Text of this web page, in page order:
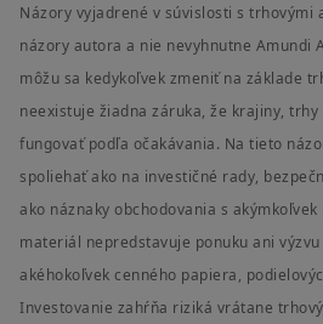
Názory vyjadrené v súvislosti s trhovými
názory autora a nie nevyhnutne Amundi
môžu sa kedykoľvek zmeniť na základe
neexistuje žiadna záruka, že krajiny,
fungovať podľa očakávania. Na tieto
spoliehať ako na investičné rady,
ako náznaky obchodovania s
materiál nepredstavuje ponuku ani
akéhokoľvek cenného papiera,
Investovanie zahŕňa riziká vrátane